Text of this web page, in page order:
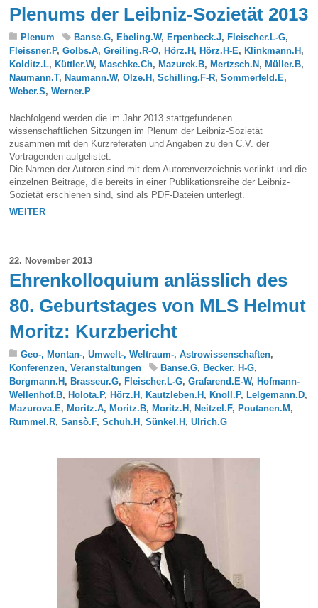
Plenums der Leibniz-Sozietät 2013
Plenum Banse.G,Ebeling.W,Erpenbeck.J,Fleischer.L-G,
Fleissner.P,Golbs.A,Greiling.R-O,Hörz.H,Hörz.H-E,Klinkmann.H,
Kolditz.L,Küttler.W,Maschke.Ch,Mazurek.B,Mertzsch.N,Müller.B,
Naumann.T,Naumann.W,Olze.H,Schilling.F-R,Sommerfeld.E,
Weber.S,Werner.P
Nachfolgend werden die im Jahr 2013 stattgefundenen
wissenschaftlichen Sitzungen im Plenum der Leibniz-Sozietät
zusammen mit den Kurzreferaten und Angaben zu den C.V. der
Vortragenden aufgelistet.
Die Namen der Autoren sind mit dem Autorenverzeichnis verlinkt und die
einzelnen Beiträge, die bereits in einer Publikationsreihe der Leibniz-
Sozietät erschienen sind, sind als PDF-Dateien unterlegt.
WEITER
22. November 2013
Ehrenkolloquium anlässlich des
80. Geburtstages von MLS Helmut
Moritz: Kurzbericht
Geo-, Montan-, Umwelt-, Weltraum-, Astrowissenschaften,
Konferenzen,Veranstaltungen Banse.G, Becker. H-G,
Borgmann.H , Brasseur.G, Fleischer.L-G,Grafarend.E-W, Hofmann-
Wellenhof.B, Holota.P, Hörz.H , Kautzleben.H , Knoll.P, Lelgemann.D,
Mazurova.E, Moritz.A, Moritz.B, Moritz.H , Neitzel.F, Poutanen.M ,
Rummel.R,Sansò.F,Schuh.H ,Sünkel.H ,Ulrich.G